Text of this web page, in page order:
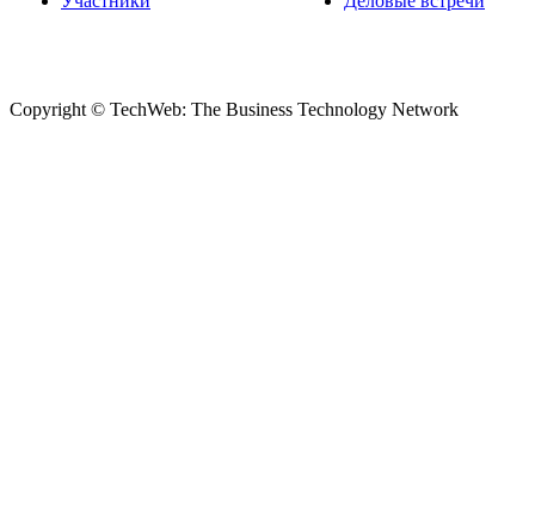
Copyright © TechWeb: The Business Technology Network